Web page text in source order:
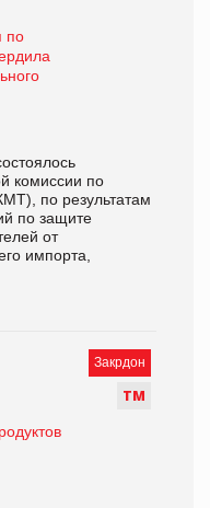
по
комиссии по
по результатам
по защите
от
импорта,
Закрдон
ТМ